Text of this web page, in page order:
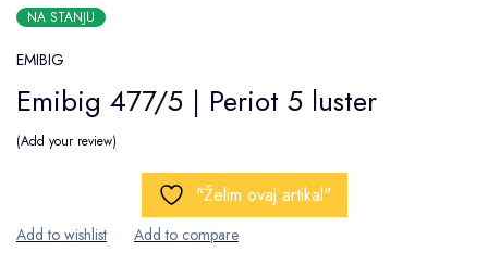
NA STANJU
EMIBIG
Emibig 477/5 | Periot 5 luster
Add your review
"Želim ovaj artikal"